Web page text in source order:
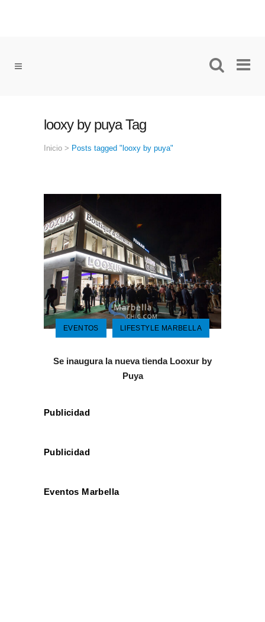
looxy by puya Tag
Inicio > Posts tagged "looxy by puya"
EVENTOS LIFESTYLE MARBELLA
Se inaugura la nueva tienda Looxur by
Puya
Publicidad
Publicidad
Eventos Marbella